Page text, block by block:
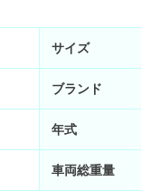
サイズ
ブランド
年式
車両総重量